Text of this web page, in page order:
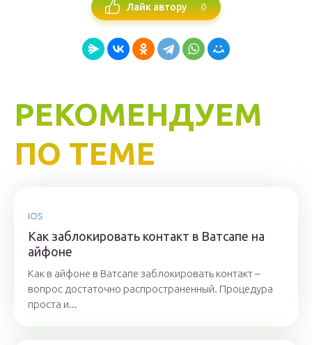
Лайк автору 0
РЕКОМЕНДУЕМ
ПО ТЕМЕ
IOS
Как заблокировать контакт в Ватсапе на
айфоне
Как в айфоне в Ватсапе заблокировать контакт –
вопрос достаточно распространенный. Процедура
проста и...